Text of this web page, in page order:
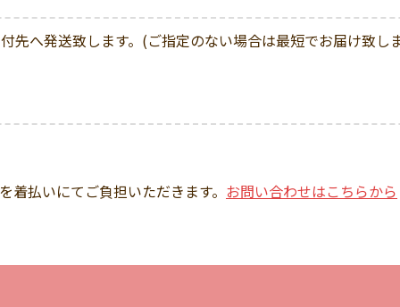
先へ発送致します。(ご指定のない場合は最短でお届け致し
払いにてご負担いただきます。 お問い合わせはこちらから